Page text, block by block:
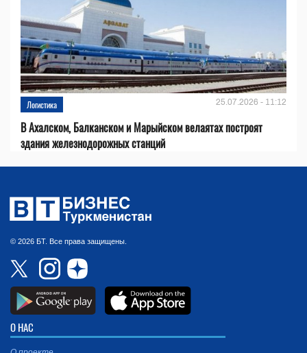
Логистика 25.07.2026 - 11:12
В Ахалском, Балканском и Марыйском велаятах построят
здания железнодорожных станций
© 2026 БТ. Все права защищены.
О НАС